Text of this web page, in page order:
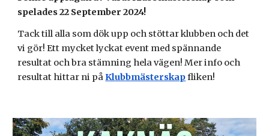
spelades 22 September 2024!
Tack till alla som dök upp och stöttar klubben och det
vi gör! Ett mycket lyckat event med spännande
resultat och bra stämning hela vägen! Mer info och
resultat hittar ni påKlubbmästerskapfliken!